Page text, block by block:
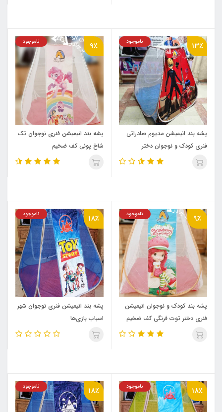
13٪ ناموجود
پشه‌ بند انیمیشن مدیوم صادراتی
فنری کودک و نوجوان دختر
کفشدوزکی
9٪ ناموجود
پشه‌ بند انیمیشن فنری نوجوان تک
شاخ پونی کف ضخیم
9٪ ناموجود
پشه‌ بند کودک و نوجوان انیمیشن
فنری دختر توت فرنگی کف ضخیم
18٪ ناموجود
پشه‌ بند انیمیشن فنری نوجوان شهر
اسباب بازی‌ها
18٪ ناموجود 18٪ ناموجود